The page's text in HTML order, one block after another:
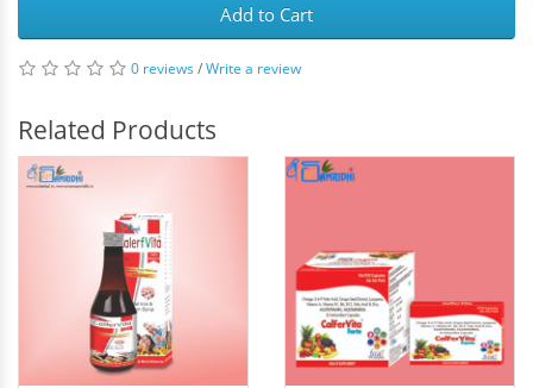
Add to Cart
0 reviews/Write a review
Related Products